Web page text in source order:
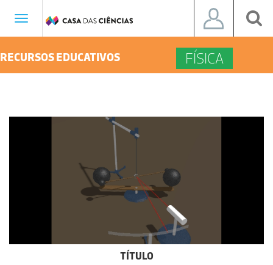
Toggle
RECURSOS EDUCATIVOS FÍSICA
TÍTULO